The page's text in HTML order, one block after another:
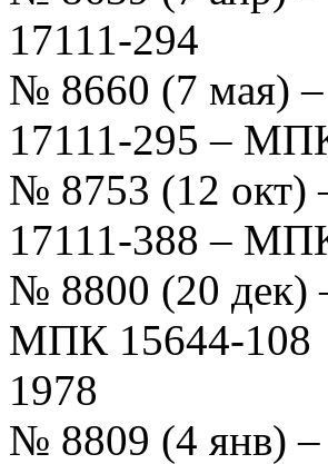
17111-294
№ 8660 (7 мая)
17111-295 –
№ 8753 (12
17111-388 –
№ 8800 (20
МПК 15644-108
1978
№ 8809 (4 янв)